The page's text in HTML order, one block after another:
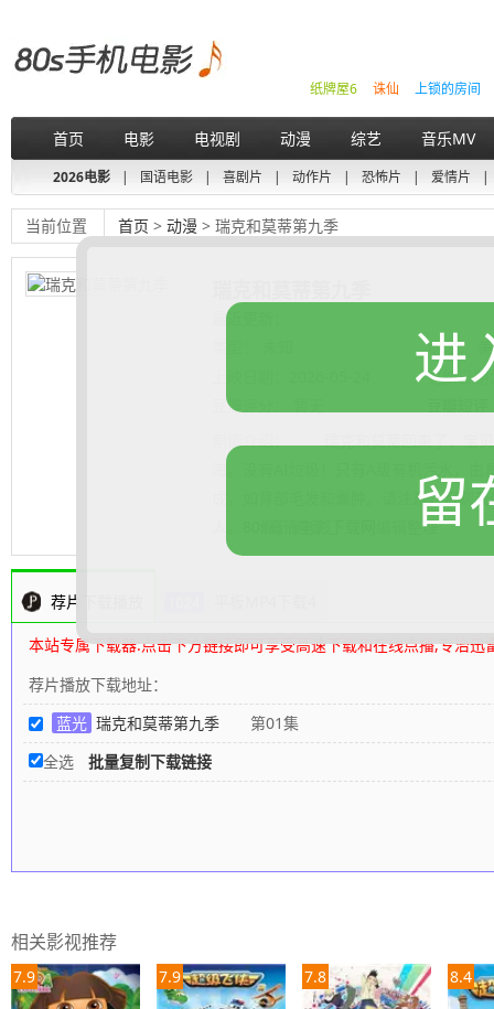
上锁的房间
诛仙
纸牌屋6
首页 电影 电视剧 动漫 综艺 音乐MV
2026电影 | 国语电影 | 喜剧片 | 动作片 | 恐怖片 | 爱情片 |
当前位置 首页 > 动漫 > 瑞克和莫蒂第九季
最近更新：
地区：
更新日期
豆瓣评分：
成，如背部毛发和囊肿。请注意，否则
编辑整理
荐片下载播放
本站专属下载器:点击下方链接即可享受高速下载和在线点播,专治迅
荐片播放下载地址：
蓝光 瑞克和莫蒂第九季 第01集
全选
批量复制下载链接
相关影视推荐
7.9 7.9 7.8 8.4
进
留